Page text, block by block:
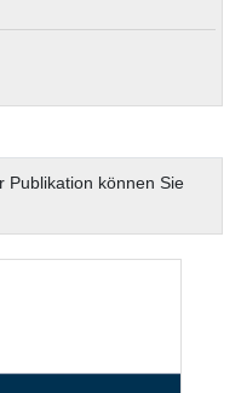
Publikation können Sie